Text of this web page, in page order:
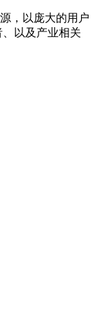
，以庞大的用户
以及产业相关